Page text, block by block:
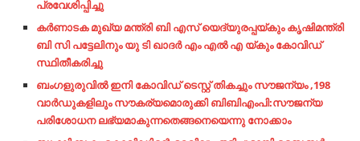
പ്രവേശിപ്പിച്ചു
കർണാടക മുഖ്യ മന്ത്രി ബി എസ് യെദ്യുരപ്പയ്കും കൃഷിമന്ത്രി
ബി സി പട്ടേലിനും യു ടി ഖാദർ എം എൽ എ യ്കും കോവിഡ്
സ്ഥിതീകരിച്ചു
ബംഗളുരുവിൽ ഇനി കോവിഡ് ടെസ്റ്റ് തികച്ചും സൗജന്യം ,198
വാർഡുകളിലും സൗകര്യമൊരുക്കി ബിബിഎംപി:സൗജന്യ
പരിശോധന ലഭ്യമാകുന്നതെങ്ങനെയെന്നു നോക്കാം